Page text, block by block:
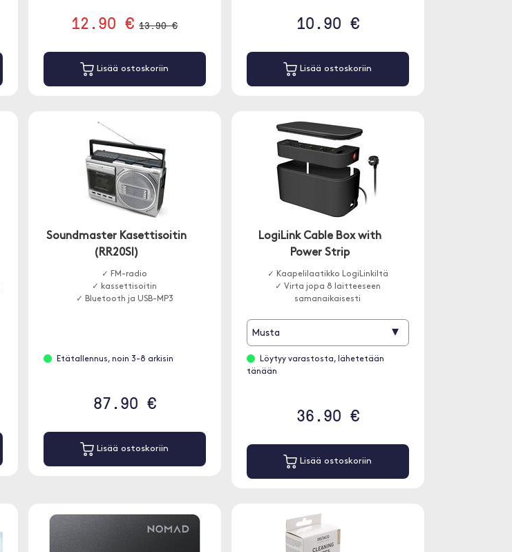
12.90 € 13.90 €
Lisää ostoskoriin
10.90 €
Lisää ostoskoriin
Soundmaster Kasettisoitin
(RR20SI)
✓ FM-radio
✓ kassettisoitin
✓ Bluetooth ja USB-MP3
Etätallennus, noin 3-8 arkisin
87.90 €
Lisää ostoskoriin
LogiLink Cable Box with
Power Strip
✓ Kaapelilaatikko LogiLinkiltä
✓ Virta jopa 8 laitteeseen
samanaikaisesti
Musta ▾
Löytyy varastosta, lähetetään
tänään
36.90 €
Lisää ostoskoriin